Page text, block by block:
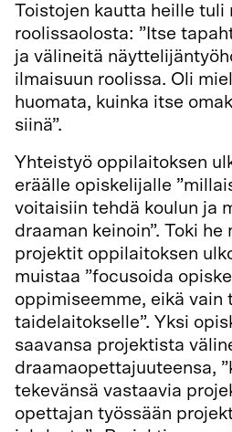
Toistojen kautta heille tuli
roolissaolosta: ”Itse
ja välineitä
ilmaisuun roolissa. Oli
huomata, kuinka itse
siinä”.
Yhteistyö oppilaitoksen
eräälle opiskelijalle
voitaisiin tehdä koulun ja
draaman keinoin”. Toki
projektit oppilaitoksen
muistaa ”focusoida
oppimiseemme, eikä vain
taidelaitokselle”. Yksi
saavansa projektista
draamaopettajuuteensa,
tekevänsä vastaavia
opettajan työssään